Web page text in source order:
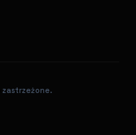
zastrzeżone.